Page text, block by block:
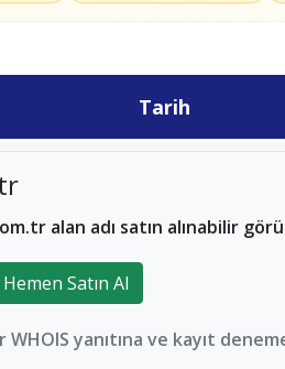
Tarih
alan adı satın alınabilir
Hemen Satın Al
yanıtına ve kayıt